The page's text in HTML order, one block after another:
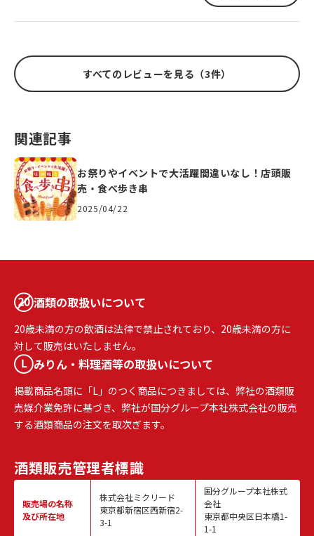
すべてのレビューを見る（3件）
関連記事
お祭りやイベントで大活躍間違いなし！店頭販
売・食べ歩き串
2025/04/22
酒類の取扱いについて
20歳未満の方の飲酒は法律で禁止されており、20歳未満の方に
対して販売はいたしません。
みりん・料理酒等の取扱いについて
掲載商品名頭に「L」のつく商品につきましては、弊社の酒類販
売媒介業免許に基づき、弊社が国分グループ本社株式会社の販売
する酒類商品の注文を取次ぎます。
酒類販売管理者標識
販売場の名称
及び所在地
株式会社ミクリード
東京都新宿区西新宿2-
3-1
国分グループ本社株式
会社
東京都中央区日本橋1-
1-1